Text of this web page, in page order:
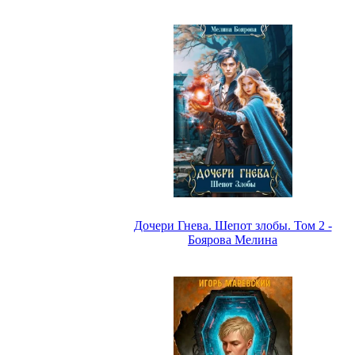
Дочери Гнева. Шепот злобы. Том 2 -
Боярова Мелина